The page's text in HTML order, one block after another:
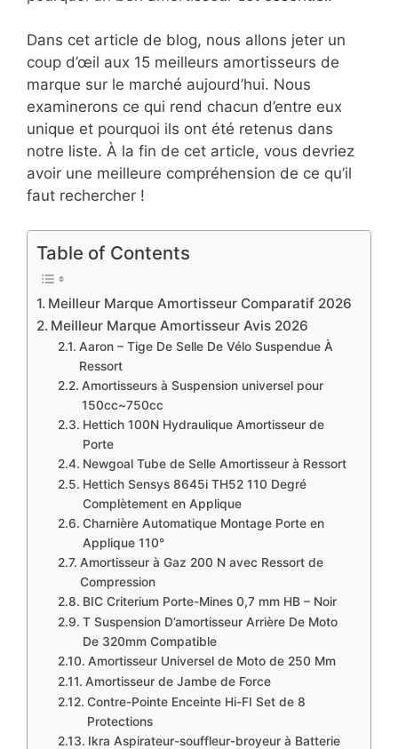
Dans cet article de blog, nous allons jeter un
coup d’œil aux 15 meilleurs amortisseurs de
marque sur le marché aujourd’hui. Nous
examinerons ce qui rend chacun d’entre eux
unique et pourquoi ils ont été retenus dans
notre liste. À la fin de cet article, vous devriez
avoir une meilleure compréhension de ce qu’il
faut rechercher !
Table of Contents
Meilleur Marque Amortisseur Comparatif 2026
Meilleur Marque Amortisseur Avis 2026
Aaron – Tige De Selle De Vélo Suspendue À
Ressort
Amortisseurs à Suspension universel pour
150cc~750cc
Hettich 100N Hydraulique Amortisseur de
Porte
Newgoal Tube de Selle Amortisseur à Ressort
Hettich Sensys 8645i TH52 110 Degré
Complètement en Applique
Charnière Automatique Montage Porte en
Applique 110°
Amortisseur à Gaz 200 N avec Ressort de
Compression
BIC Criterium Porte-Mines 0,7 mm HB – Noir
T Suspension D’amortisseur Arrière De Moto
De 320mm Compatible
Amortisseur Universel de Moto de 250 Mm
Amortisseur de Jambe de Force
Contre-Pointe Enceinte Hi-FI Set de 8
Protections
Ikra Aspirateur-souffleur-broyeur à Batterie